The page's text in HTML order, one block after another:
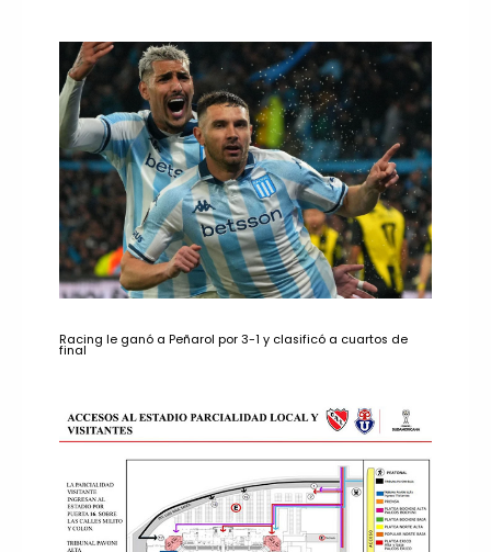
Racing le ganó a Peñarol por 3-1 y clasificó a cuartos de
final